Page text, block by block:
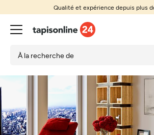
Qualité et expérience depuis plus